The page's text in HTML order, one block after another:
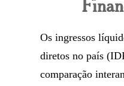
Os ingressos
diretos no país
comparação